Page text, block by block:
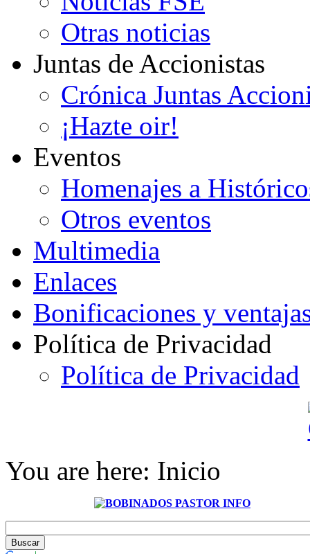
Otras noticias
Juntas de Accionistas
Crónica Juntas
¡Hazte oir!
Eventos
Homenajes a
Otros eventos
Multimedia
Enlaces
Bonificaciones y
Política de Privacidad
Política de Privacidad
You are here: Inicio